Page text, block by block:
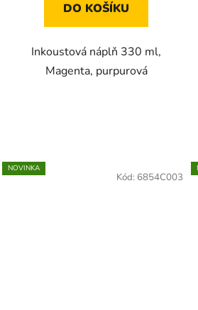
DO KOŠÍKU
Inkoustová náplň 330 ml,
Magenta, purpurová
NOVINKA
Kód: 6854C003